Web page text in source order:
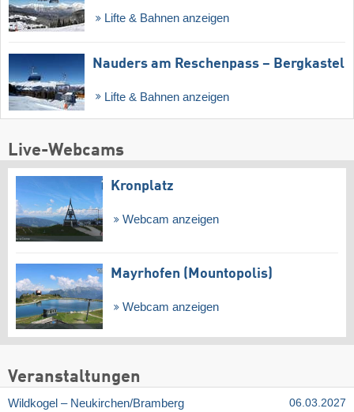
Lifte & Bahnen anzeigen
Nauders am Reschenpass – Bergkastel
Lifte & Bahnen anzeigen
Live-Webcams
Kronplatz
Webcam anzeigen
Mayrhofen (Mountopolis)
Webcam anzeigen
Veranstaltungen
Wildkogel – Neukirchen/​Bramberg
06.03.2027